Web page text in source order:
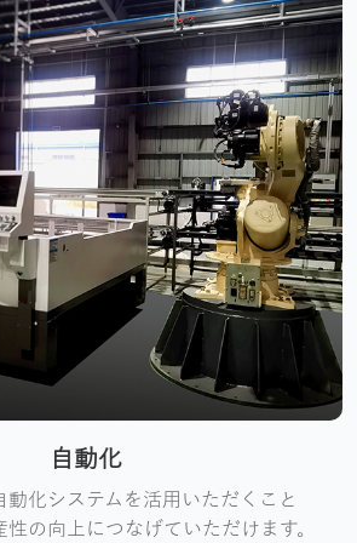
自動化
動化システムを活用いただくこと
の向上につなげていただけます。